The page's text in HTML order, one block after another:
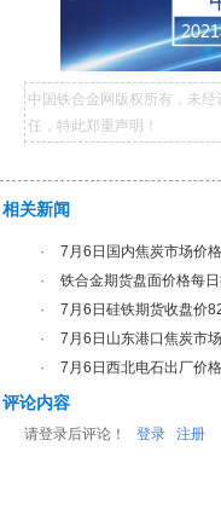
中国铁合金网版权所有，未
任，特此郑重声明！
相关新闻
·
7月6日国内焦炭市场价
·
铁合金期货盘面价格每日
·
7月6日硅铁期货收盘价
·
7月6日山东港口焦炭市
·
7月6日西北电石出厂价
评论内容
请登录后评论！ 登录 注册